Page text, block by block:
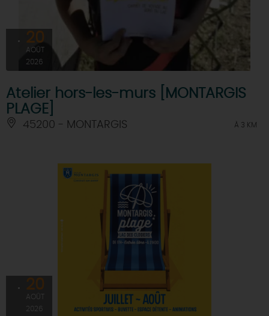
20
AOÛT
2026
Atelier hors-les-murs [MONTARGIS
PLAGE]
45200 - MONTARGIS À 3 KM
20
AOÛT
2026